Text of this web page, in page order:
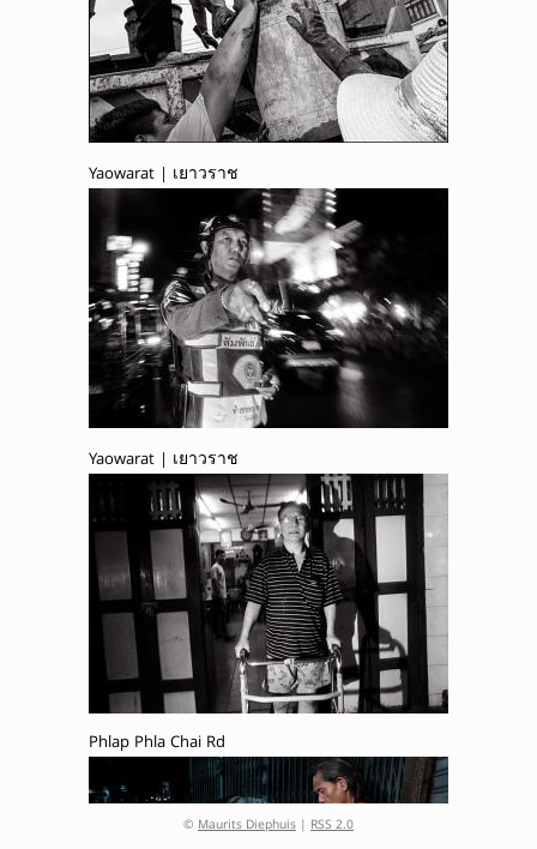
Yaowarat | เยาวราช
Yaowarat | เยาวราช
Phlap Phla Chai Rd
© Maurits Diephuis | RSS 2.0